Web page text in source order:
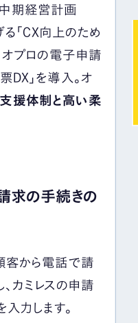
中期経営計画
る「CX向上のため
オプロの電子申請
DX」を導入。オ
援体制と高い柔
求の手続きの
客から電話で請
カミレスの申請
力します。